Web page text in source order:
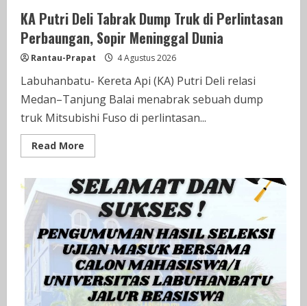
KA Putri Deli Tabrak Dump Truk di Perlintasan
Perbaungan, Sopir Meninggal Dunia
Rantau-Prapat 4 Agustus 2026
Labuhanbatu- Kereta Api (KA) Putri Deli relasi
Medan–Tanjung Balai menabrak sebuah dump
truk Mitsubishi Fuso di perlintasan...
Read More
more
Putri
Deli
Tabrak
Dump
Truk
di
Perlintasan
Perbaungan,
Sopir
Meninggal
Dunia